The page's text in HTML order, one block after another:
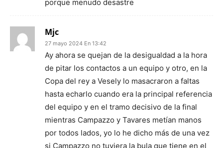
porque menudo desastre
Mjc
27 mayo 2024 En 13:42
Ay ahora se quejan de la desigualdad a la hora
de pitar los contactos a un equipo y otro, en la
Copa del rey a Vesely lo masacraron a faltas
hasta echarlo cuando era la principal referencia
del equipo y en el tramo decisivo de la final
mientras Campazzo y Tavares metían manos
por todos lados, yo lo he dicho más de una vez
si Campazzo no tuviera la bula que tiene en el